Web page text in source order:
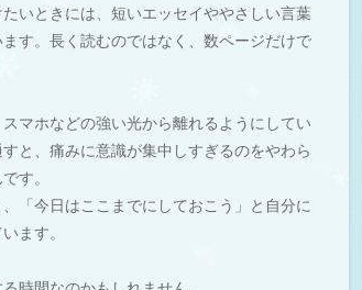
いときには、短いエッセイややさしい言葉
す。長く読むのではなく、数ページだけで
マホなどの強い光から離れるようにしてい
と、痛みに意識が集中しすぎるのをやわら
す。
「今日はここまでにしておこう」と自分に
ます。